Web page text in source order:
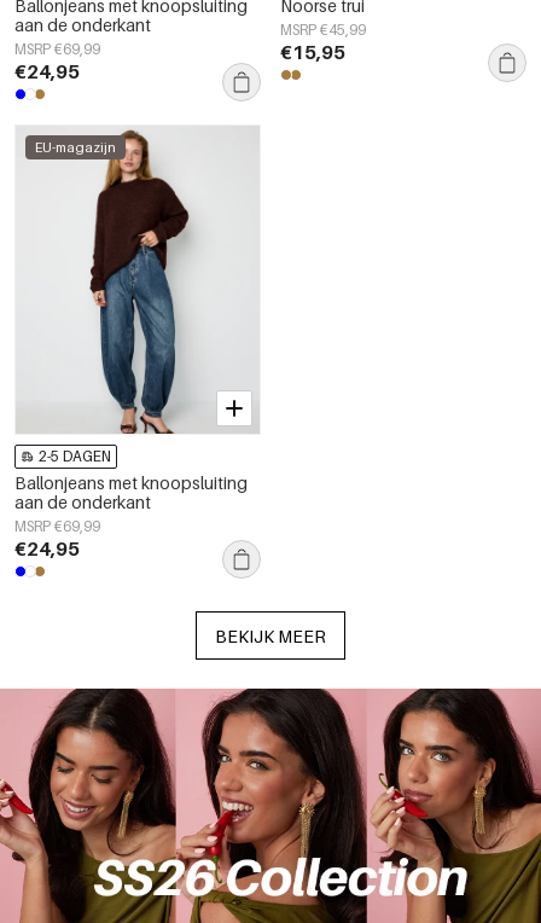
Ballonjeans met knoopsluiting
aan de onderkant
MSRP €69,99
€24,95
Noorse trui
MSRP €45,99
€15,95
EU-magazijn
2-5 DAGEN
Ballonjeans met knoopsluiting
aan de onderkant
MSRP €69,99
€24,95
BEKIJK MEER